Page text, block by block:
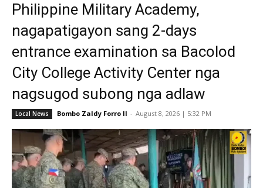
Philippine Military Academy,
nagapatigayon sang 2-days
entrance examination sa Bacolod
City College Activity Center nga
nagsugod subong nga adlaw
Local News Bombo Zaldy Forro II - August 8, 2026 | 5:32 PM